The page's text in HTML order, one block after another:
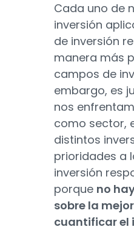
Cada uno de
inversión
de inversión
manera más
campos de
embargo, es
nos
como sector,
distintos
prioridades a
inversión
porque no
sobre la
cuantificar el